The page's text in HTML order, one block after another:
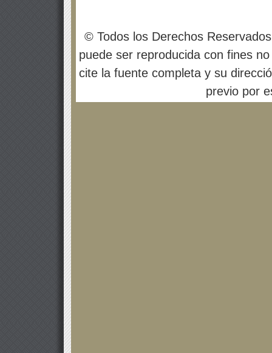
© Todos los Derechos
puede ser reproducida con fines
cite la fuente completa y su
previo por